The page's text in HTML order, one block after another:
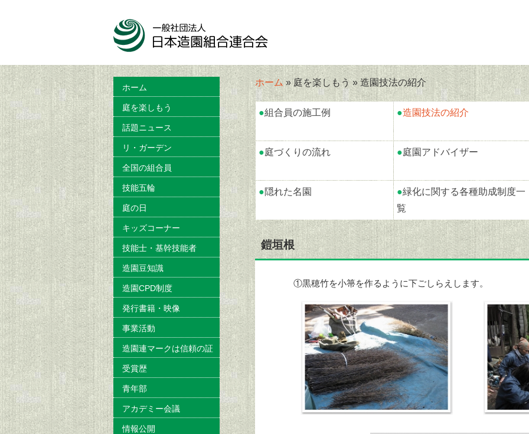
ホーム» 庭を楽しもう » 造園技法の紹介
●組合員の施工例 ●造園技法の紹介
●庭づくりの流れ ●庭園アドバイザー
●隠れた名園 ●緑化に関する各種助成制度一
覧
鎧垣根
①黒穂竹を小箒を作るように下ごしらえします。
ホーム
庭を楽しもう
話題ニュース
リ・ガーデン
全国の組合員
技能五輪
庭の日
キッズコーナー
技能士・基幹技能者
造園豆知識
造園CPD制度
発行書籍・映像
事業活動
造園連マークは信頼の証
受賞歴
青年部
アカデミー会議
情報公開